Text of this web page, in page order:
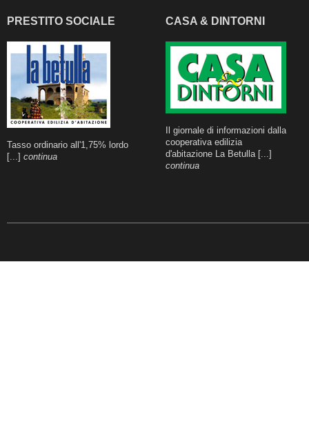
PRESTITO SOCIALE
Tasso ordinario all'1,75% lordo
[...] continua
CASA & DINTORNI
Il giornale di informazioni dalla
cooperativa edilizia
d'abitazione La Betulla [...]
continua